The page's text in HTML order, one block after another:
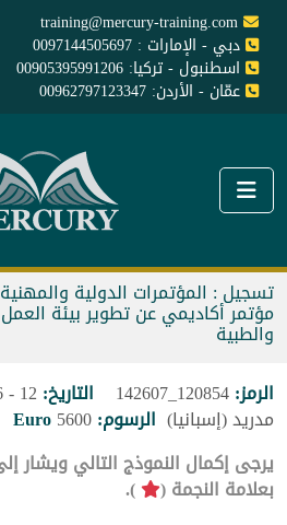
training@mercury-training.com
دبي - الإمارات : 0097144505697
اسطنبول - تركيا: 00905395991206
عمّان - الأردن: 00962797123347
تسجيل : المؤتمرات الدولية والمهنية
مؤتمر أكاديمي عن تطوير بيئة
والطبية
الرمز:
التاريخ:
مدريد (إسبانيا) الرسوم:5600
Euro
يرجى إكمال النموذج التالي ويشار
بعلامة النجمة ( ).